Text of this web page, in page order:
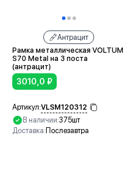
Антрацит
Рамка металлическая VOLTUM
S70 Metal на 3 поста
(антрацит)
3010,0 ₽
Артикул:VLSM120312
В наличии:375шт
Доставка: Послезавтра